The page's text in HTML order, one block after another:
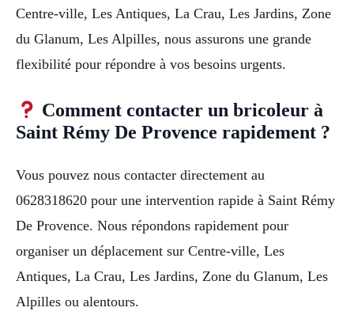
Centre-ville, Les Antiques, La Crau, Les Jardins, Zone
du Glanum, Les Alpilles, nous assurons une grande
flexibilité pour répondre à vos besoins urgents.
Comment contacter un bricoleur à
Saint Rémy De Provence rapidement ?
Vous pouvez nous contacter directement au
0628318620 pour une intervention rapide à Saint Rémy
De Provence. Nous répondons rapidement pour
organiser un déplacement sur Centre-ville, Les
Antiques, La Crau, Les Jardins, Zone du Glanum, Les
Alpilles ou alentours.